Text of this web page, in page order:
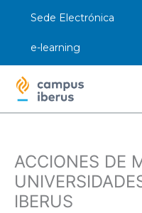
Sede Electrónica
e-learning
ACCIONES DE
IBERUS